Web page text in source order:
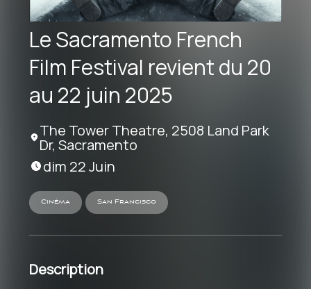
Le Sacramento French
Film Festival revient du 20
au 22 juin 2025
The Tower Theatre, 2508 Land Park
Dr, Sacramento
dim 22 Juin
Cinéma San Francisco
Description